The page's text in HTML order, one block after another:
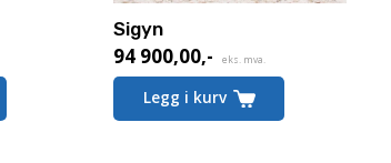
Sigyn
94 900,00,- eks. mva.
Legg i kurv